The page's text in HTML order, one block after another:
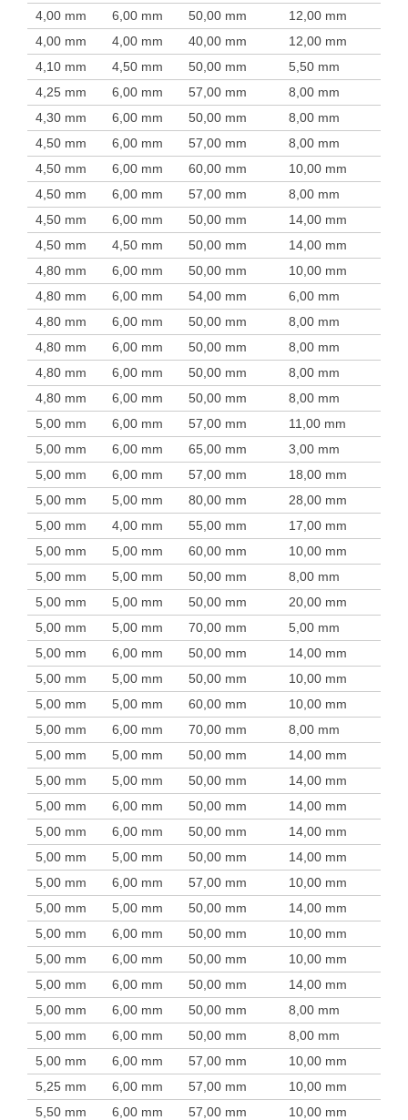
4,00 mm
6,00 mm 50,00 mm 12,00 mm
4,00 mm
4,00 mm 40,00 mm 12,00 mm
4,10 mm
4,50 mm 50,00 mm 5,50 mm
4,25 mm
6,00 mm 57,00 mm 8,00 mm
4,30 mm
6,00 mm 50,00 mm 8,00 mm
4,50 mm
6,00 mm 57,00 mm 8,00 mm
4,50 mm
6,00 mm 60,00 mm 10,00 mm
4,50 mm
6,00 mm 57,00 mm 8,00 mm
4,50 mm
6,00 mm 50,00 mm 14,00 mm
4,50 mm
4,50 mm 50,00 mm 14,00 mm
4,80 mm
6,00 mm 50,00 mm 10,00 mm
4,80 mm
6,00 mm 54,00 mm 6,00 mm
4,80 mm
6,00 mm 50,00 mm 8,00 mm
4,80 mm
6,00 mm 50,00 mm 8,00 mm
4,80 mm
6,00 mm 50,00 mm 8,00 mm
4,80 mm
6,00 mm 50,00 mm 8,00 mm
5,00 mm
6,00 mm 57,00 mm 11,00 mm
5,00 mm
6,00 mm 65,00 mm 3,00 mm
5,00 mm
6,00 mm 57,00 mm 18,00 mm
5,00 mm
5,00 mm 80,00 mm 28,00 mm
5,00 mm
4,00 mm 55,00 mm 17,00 mm
5,00 mm
5,00 mm 60,00 mm 10,00 mm
5,00 mm
5,00 mm 50,00 mm 8,00 mm
5,00 mm
5,00 mm 50,00 mm 20,00 mm
5,00 mm
5,00 mm 70,00 mm 5,00 mm
5,00 mm
6,00 mm 50,00 mm 14,00 mm
5,00 mm
5,00 mm 50,00 mm 10,00 mm
5,00 mm
5,00 mm 60,00 mm 10,00 mm
5,00 mm
6,00 mm 70,00 mm 8,00 mm
5,00 mm
5,00 mm 50,00 mm 14,00 mm
5,00 mm
5,00 mm 50,00 mm 14,00 mm
5,00 mm
6,00 mm 50,00 mm 14,00 mm
5,00 mm
6,00 mm 50,00 mm 14,00 mm
5,00 mm
5,00 mm 50,00 mm 14,00 mm
5,00 mm
6,00 mm 57,00 mm 10,00 mm
5,00 mm
5,00 mm 50,00 mm 14,00 mm
5,00 mm
6,00 mm 50,00 mm 10,00 mm
5,00 mm
6,00 mm 50,00 mm 10,00 mm
5,00 mm
6,00 mm 50,00 mm 14,00 mm
5,00 mm
6,00 mm 50,00 mm 8,00 mm
5,00 mm
6,00 mm 50,00 mm 8,00 mm
5,00 mm
6,00 mm 57,00 mm 10,00 mm
5,25 mm
6,00 mm 57,00 mm 10,00 mm
5,50 mm
6,00 mm 57,00 mm 10,00 mm